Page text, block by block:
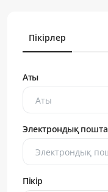
Пікірлер
Аты
Электрондық пошта
Пікір